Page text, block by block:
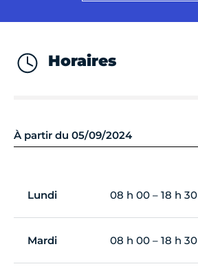
Horaires
À partir du 05/09/2024
Lundi 08 h 00 – 18 h 30
Mardi 08 h 00 – 18 h 30